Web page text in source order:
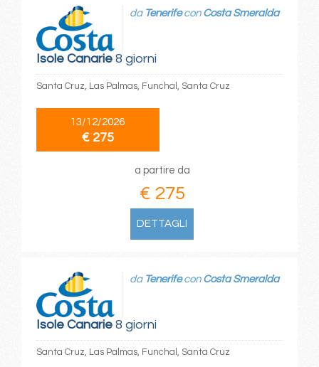
Isole Canarie8 giorni
da Tenerifecon Costa Smeralda
Santa Cruz, Las Palmas, Funchal, Santa Cruz
13/12/2026
€ 275
a partire da
€ 275
DETTAGLI
Isole Canarie8 giorni
da Tenerifecon Costa Smeralda
Santa Cruz, Las Palmas, Funchal, Santa Cruz